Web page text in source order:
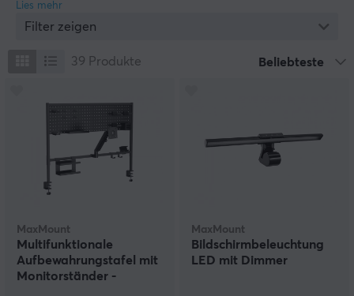
an verschiedenen Produkten für Ihr Smart Home oder
Filter zeigen
39 Produkte Beliebteste
MaxMount
Multifunktionale
Aufbewahrungstafel mit
Monitorständer -
MaxMount
Bildschirmbeleuchtung
LED mit Dimmer